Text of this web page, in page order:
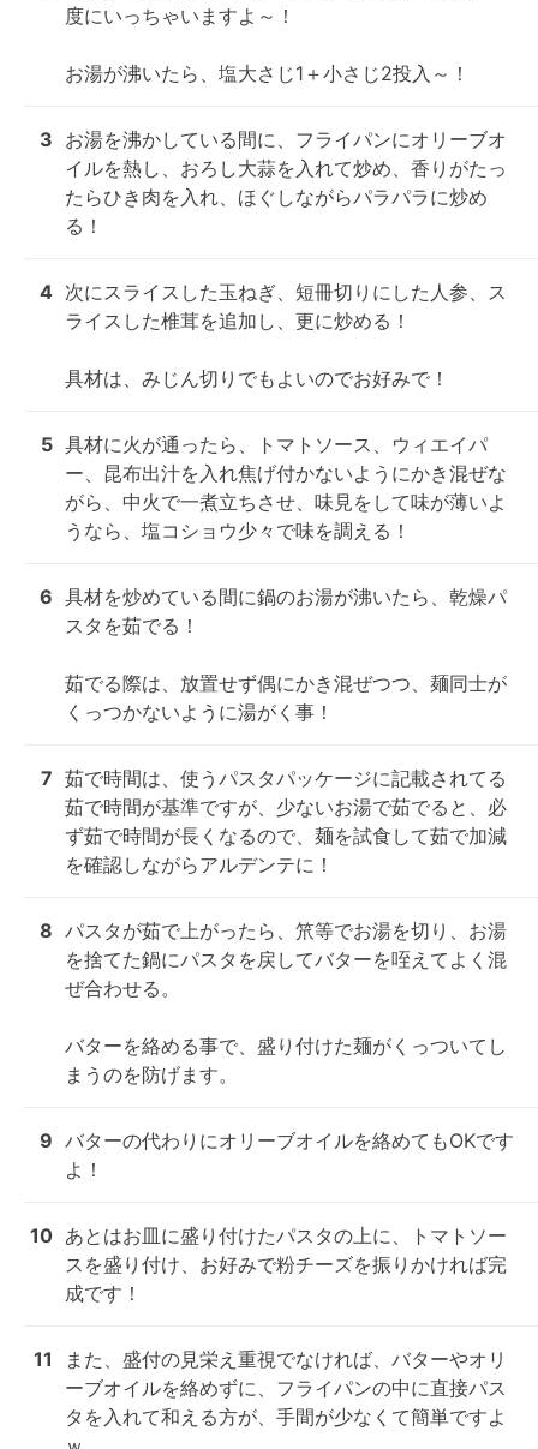
度にいっちゃいますよ～！
お湯が沸いたら、塩大さじ1＋小さじ2投入～！
3 お湯を沸かしている間に、フライパンにオリーブオ
イルを熱し、おろし大蒜を入れて炒め、香りがたっ
たらひき肉を入れ、ほぐしながらパラパラに炒め
る！
4 次にスライスした玉ねぎ、短冊切りにした人参、ス
ライスした椎茸を追加し、更に炒める！
具材は、みじん切りでもよいのでお好みで！
5 具材に火が通ったら、トマトソース、ウィエイパ
ー、昆布出汁を入れ焦げ付かないようにかき混ぜな
がら、中火で一煮立ちさせ、味見をして味が薄いよ
うなら、塩コショウ少々で味を調える！
6 具材を炒めている間に鍋のお湯が沸いたら、乾燥パ
スタを茹でる！
茹でる際は、放置せず偶にかき混ぜつつ、麺同士が
くっつかないように湯がく事！
7 茹で時間は、使うパスタパッケージに記載されてる
茹で時間が基準ですが、少ないお湯で茹でると、必
ず茹で時間が長くなるので、麺を試食して茹で加減
を確認しながらアルデンテに！
8 パスタが茹で上がったら、笊等でお湯を切り、お湯
を捨てた鍋にパスタを戻してバターを咥えてよく混
ぜ合わせる。
バターを絡める事で、盛り付けた麺がくっついてし
まうのを防げます。
9 バターの代わりにオリーブオイルを絡めてもOKです
よ！
10 あとはお皿に盛り付けたパスタの上に、トマトソー
スを盛り付け、お好みで粉チーズを振りかければ完
成です！
11
また、盛付の見栄え重視でなければ、バターやオリ
ーブオイルを絡めずに、フライパンの中に直接パス
タを入れて和える方が、手間が少なくて簡単ですよ